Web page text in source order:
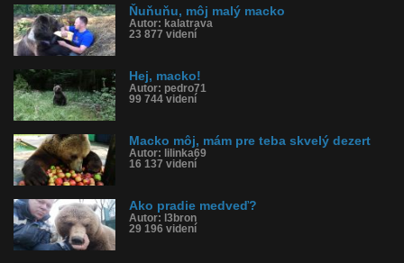
Tagy: macko, dlavil, karelab, medved hnedy
História sledovanosti videa:
Ňuňuňu, môj malý macko
Autor: kalatrava
23 877 videní
Hej, macko!
Autor: pedro71
99 744 videní
Macko môj, mám pre teba skvelý dezert
Autor: lilinka69
16 137 videní
Ako pradie medveď?
Autor: l3bron
29 196 videní